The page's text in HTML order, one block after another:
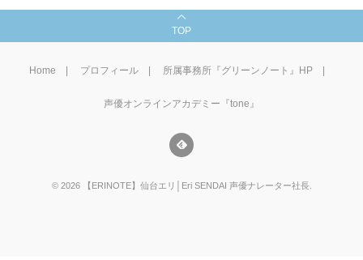
TOP
Home プロフィール 所属事務所『グリーンノート』HP
声優オンラインアカデミー『tone』
© 2026 【ERINOTE】仙台エリ│Eri SENDAI 声優ナレーター社長.